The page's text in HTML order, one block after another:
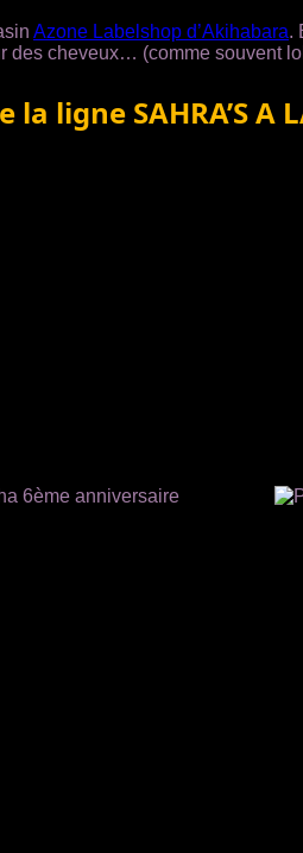
Azone Labelshop d’Akihabara.
des cheveux… (comme souvent
ligne SAHRA’S A